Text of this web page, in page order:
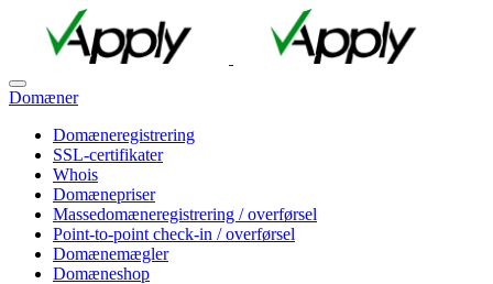
Domæner
Domæneregistrering
SSL-certifikater
Whois
Domænepriser
Massedomæneregistrering / overførsel
Point-to-point check-in / overførsel
Domænemægler
Domæneshop